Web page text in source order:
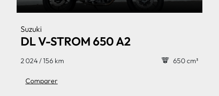
Suzuki
DL V-STROM 650 A2
2 024 / 156 km 650 cm³
Comparer